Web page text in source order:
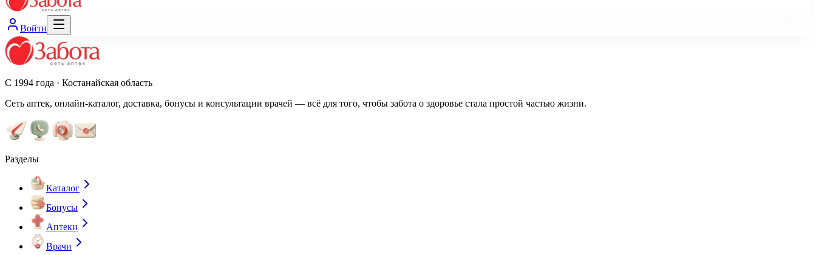
Войти
С 1994 года · Костанайская область
Сеть аптек, онлайн-каталог, доставка, бонусы и консультации врачей — всё для того, чтобы забота о здоровье стала простой частью жизни.
Разделы
Каталог
Бонусы
Аптеки
Врачи